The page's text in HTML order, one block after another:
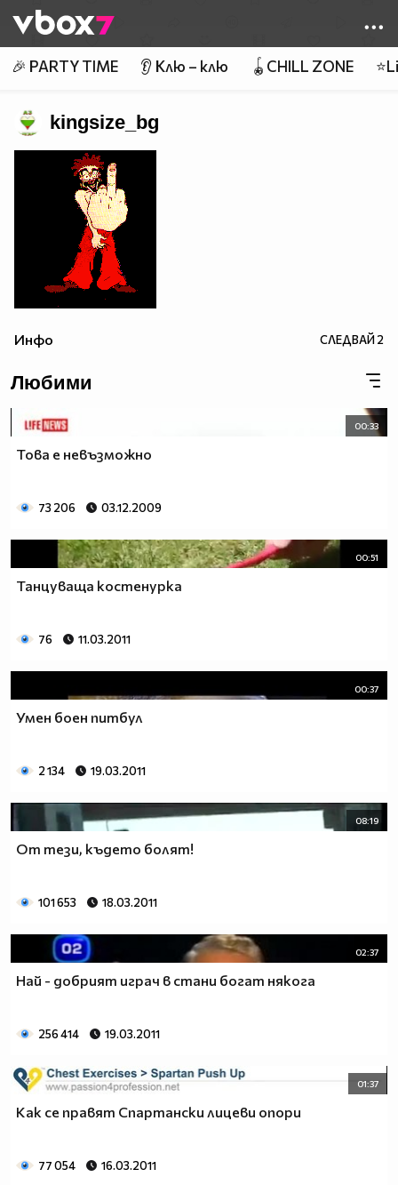
👾
🎉 PARTY TIME 👂 Клю – клю 🪀CHILL ZONE
kingsize_bg
Инфо СЛЕДВАЙ2
Любими
00:33
Това е невъзможно
73 206 03.12.2009
00:51
Танцуваща костенурка
76 11.03.2011
00:37
Умен боен питбул
2 134 19.03.2011
08:19
От тези, където болят!
101 653 18.03.2011
02:37
Най - добрият играч в стани богат някога
256 414 19.03.2011
01:37
Как се правят Спартански лицеви опори
77 054 16.03.2011